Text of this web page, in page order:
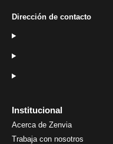
Institucional
Acerca de Zenvia
Trabaja con nosotros
Dirección de contacto